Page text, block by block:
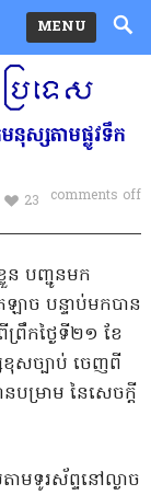
MENU
ស្សតាមផ្លូវទឹក
comments off
23
ន បញ្ជូនមក
ាច បន្ទាប់មកបាន
រឹកថ្ងៃទី២១ ខែ
ខុសច្បាប់ ចេញពី
បម្រាម នៃសេចក្តី
មទូរស័ព្ទនៅល្ងាច